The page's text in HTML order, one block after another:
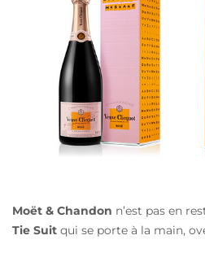
Moët & Chandon n’est pas en
Tie Suit qui se porte à la main,